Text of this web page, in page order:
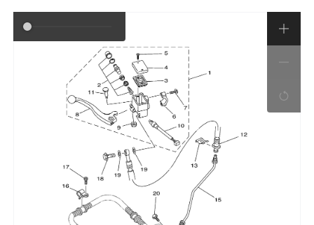
Склизы, гусеницы, коньки
Снегоотвалы
Сумки, кофры
Топливная система
Тормозная система